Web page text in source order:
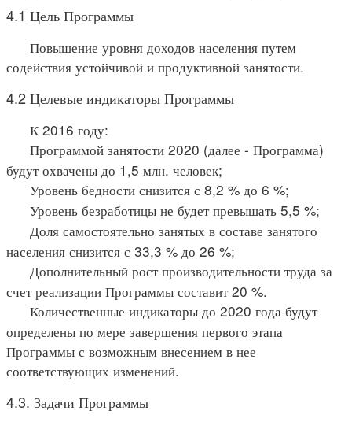
4.1 Цель Программы
Повышение уровня доходов населения путем
содействия устойчивой и продуктивной занятости.
4.2 Целевые индикаторы Программы
К 2016 году:
Программой занятости 2020 (далее - Программа)
будут охвачены до 1,5 млн. человек;
Уровень бедности снизится с 8,2 % до 6 %;
Уровень безработицы не будет превышать 5,5 %;
Доля самостоятельно занятых в составе занятого
населения снизится с 33,3 % до 26 %;
Дополнительный рост производительности труда за
счет реализации Программы составит 20 %.
Количественные индикаторы до 2020 года будут
определены по мере завершения первого этапа
Программы с возможным внесением в нее
соответствующих изменений.
4.3. Задачи Программы